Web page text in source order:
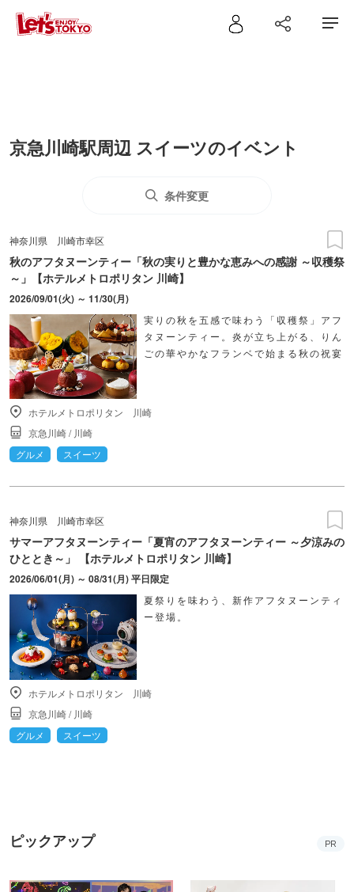
京急川崎駅周辺 スイーツのイベント
条件変更
神奈川県 川崎市幸区
秋のアフタヌーンティー「秋の実りと豊かな恵みへの感謝 ～収穫祭
～」【ホテルメトロポリタン 川崎】
2026/09/01(火) ～ 11/30(月)
実りの秋を五感で味わう「収穫祭」アフ
タヌーンティー。炎が立ち上がる、りん
ごの華やかなフランベで始まる秋の祝宴
ホテルメトロポリタン 川崎
京急川崎/ 川崎
グルメ
スイーツ
神奈川県 川崎市幸区
サマーアフタヌーンティー「夏宵のアフタヌーンティー ～夕涼みの
ひととき～」 【ホテルメトロポリタン 川崎】
2026/06/01(月) ～ 08/31(月) 平日限定
夏祭りを味わう、新作アフタヌーンティ
ー登場。
ホテルメトロポリタン 川崎
京急川崎/ 川崎
グルメ
スイーツ
ピックアップ PR